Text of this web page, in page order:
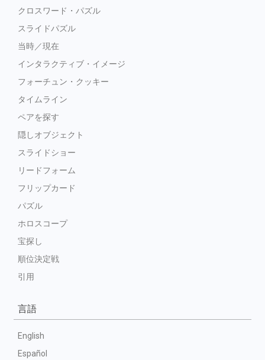
クロスワード・パズル
スライドパズル
当時／現在
インタラクティブ・イメージ
フォーチュン・クッキー
タイムライン
ペアを探す
隠しオブジェクト
スライドショー
リードフォーム
フリップカード
パズル
ホロスコープ
宝探し
順位決定戦
引用
言語
English
Español